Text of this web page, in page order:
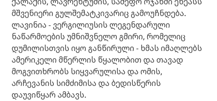
მშვენიერი გულშემატკივარიც გამოუჩნდება.
ლავინია - ვერგილიუსის ლეგენდარული
ნაწარმოების უმნიშვნელო გმირი, რომელიც
დუმილისთვის იყო განწირული - ხმას იმაღლებს
ამერიკელი მწერლის წყალობით და თავად
მოგვითხრობს სიყვარულისა და ომის,
არჩევანის სიმძიმისა და ბედისწერის
დაუვიწყარ ამბავს.